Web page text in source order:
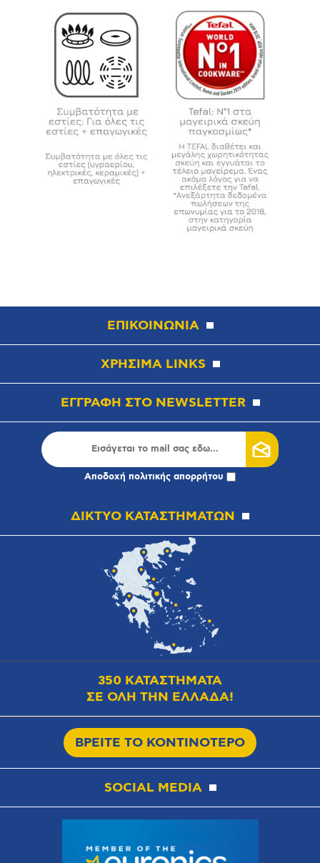
ΕΠΙΚΟΙΝΩΝΙΑ
ΧΡΗΣΙΜΑ LINKS
ΕΓΓΡΑΦΗ ΣΤΟ NEWSLETTER
Αποδοχή πολιτικής απορρήτου
ΔΙΚΤΥΟ ΚΑΤΑΣΤΗΜΑΤΩΝ
350 ΚΑΤΑΣΤΗΜΑΤΑ
ΣΕ ΟΛΗ ΤΗΝ ΕΛΛΑΔΑ!
ΒΡΕΙΤΕ ΤΟ ΚΟΝΤΙΝΟΤΕΡΟ
SOCIAL MEDIA